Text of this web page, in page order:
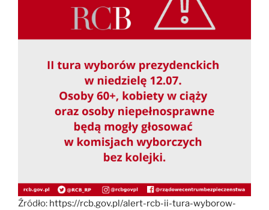
Źródło: https://rcb.gov.pl/alert-rcb-ii-tura-wyborow-